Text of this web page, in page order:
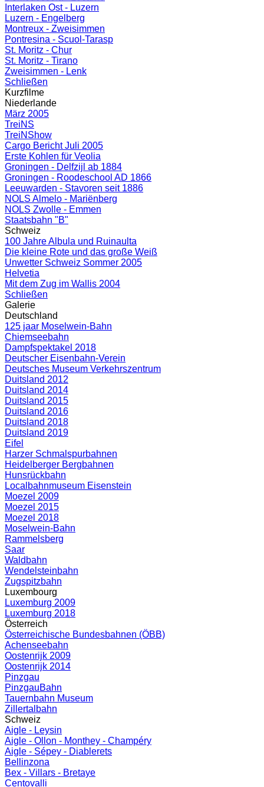
Interlaken Ost - Luzern
Luzern - Engelberg
Montreux - Zweisimmen
Pontresina - Scuol-Tarasp
St. Moritz - Chur
St. Moritz - Tirano
Zweisimmen - Lenk
Schließen
Kurzfilme
Niederlande
März 2005
TreiNS
TreiNShow
Cargo Bericht Juli 2005
Erste Kohlen für Veolia
Groningen - Delfzijl ab 1884
Groningen - Roodeschool AD 1866
Leeuwarden - Stavoren seit 1886
NOLS Almelo - Mariënberg
NOLS Zwolle - Emmen
Staatsbahn "B"
Schweiz
100 Jahre Albula und Ruinaulta
Die kleine Rote und das große Weiß
Unwetter Schweiz Sommer 2005
Helvetia
Mit dem Zug im Wallis 2004
Schließen
Galerie
Deutschland
125 jaar Moselwein-Bahn
Chiemseebahn
Dampfspektakel 2018
Deutscher Eisenbahn-Verein
Deutsches Museum Verkehrszentrum
Duitsland 2012
Duitsland 2014
Duitsland 2015
Duitsland 2016
Duitsland 2018
Duitsland 2019
Eifel
Harzer Schmalspurbahnen
Heidelberger Bergbahnen
Hunsrückbahn
Localbahnmuseum Eisenstein
Moezel 2009
Moezel 2015
Moezel 2018
Moselwein-Bahn
Rammelsberg
Saar
Waldbahn
Wendelsteinbahn
Zugspitzbahn
Luxembourg
Luxemburg 2009
Luxemburg 2018
Österreich
Österreichische Bundesbahnen (ÖBB)
Achenseebahn
Oostenrijk 2009
Oostenrijk 2014
Pinzgau
PinzgauBahn
Tauernbahn Museum
Zillertalbahn
Schweiz
Aigle - Leysin
Aigle - Ollon - Monthey - Champéry
Aigle - Sépey - Diablerets
Bellinzona
Bex - Villars - Bretaye
Centovalli